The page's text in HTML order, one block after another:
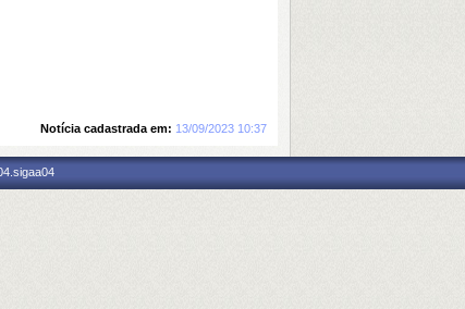
Notícia cadastrada em: 13/09/2023 10:37